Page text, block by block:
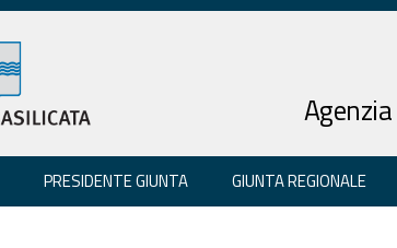
PRESIDENTE GIUNTA GIUNTA REGIONALE